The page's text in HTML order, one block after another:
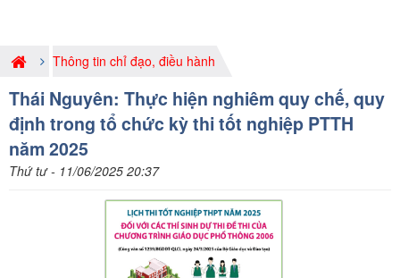
Thông tin chỉ đạo, điều hành
Thái Nguyên: Thực hiện nghiêm quy chế, quy
định trong tổ chức kỳ thi tốt nghiệp PTTH
năm 2025
Thứ tư - 11/06/2025 20:37